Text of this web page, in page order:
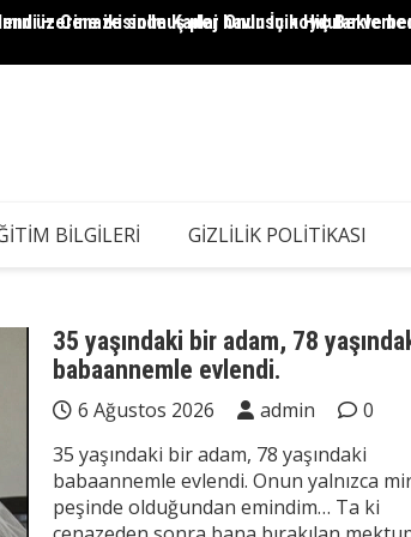
— Cenazesinde Kader Onun İçin Hiç
açmaz..
BILGILERI GIZLILIK POLITIKASI
35 yaşındaki bir adam, 78
babaannemle evlendi.
6 Ağustos 2026 admin
0
35 yaşındaki bir adam, 78 yaşındaki
babaannemle evlendi. Onun yalnızca
peşinde olduğundan emindim… Ta ki